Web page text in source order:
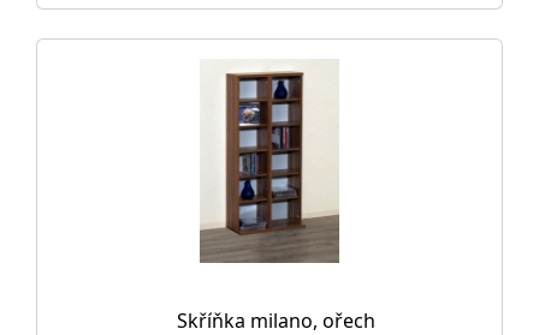
Skříňka milano, ořech